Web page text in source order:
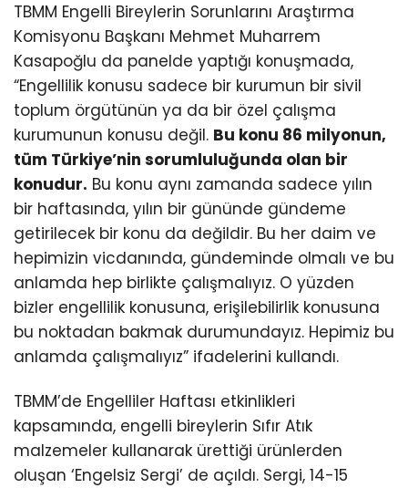
TBMM Engelli Bireylerin Sorunlarını Araştırma
Komisyonu Başkanı Mehmet Muharrem
Kasapoğlu da panelde yaptığı konuşmada,
“Engellilik konusu sadece bir kurumun bir sivil
toplum örgütünün ya da bir özel çalışma
kurumunun konusu değil. Bu konu 86 milyonun,
tüm Türkiye’nin sorumluluğunda olan bir
konudur. Bu konu aynı zamanda sadece yılın
bir haftasında, yılın bir gününde gündeme
getirilecek bir konu da değildir. Bu her daim ve
hepimizin vicdanında, gündeminde olmalı ve bu
anlamda hep birlikte çalışmalıyız. O yüzden
bizler engellilik konusuna, erişilebilirlik konusuna
bu noktadan bakmak durumundayız. Hepimiz bu
anlamda çalışmalıyız” ifadelerini kullandı.
TBMM’de Engelliler Haftası etkinlikleri
kapsamında, engelli bireylerin Sıfır Atık
malzemeler kullanarak ürettiği ürünlerden
oluşan ‘Engelsiz Sergi’ de açıldı. Sergi, 14-15